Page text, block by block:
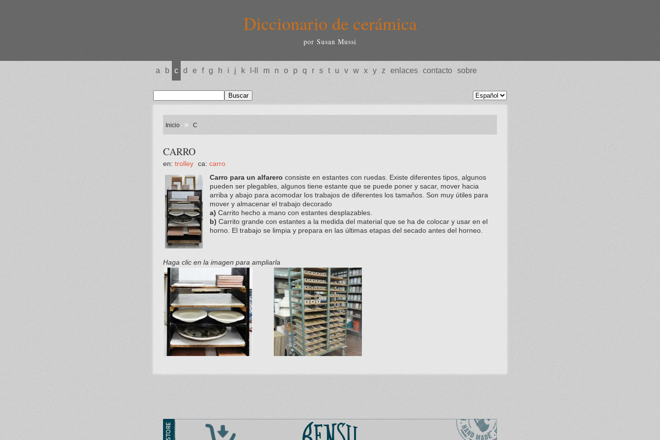
Diccionario de cerámica
por Susan Mussi
a b c d e f g h i j k l-ll m n o p q r s t u v w x y z enlaces contacto sobre
Inicio » C
CARRO
en: trolley ca: carro
Carro para un alfarero consiste en estantes con ruedas. Existe diferentes tipos, algunos
pueden ser plegables, algunos tiene estante que se puede poner y sacar, mover hacia
arriba y abajo para acomodar los trabajos de diferentes los tamaños. Son muy útiles para
mover y almacenar el trabajo decorado
a) Carrito hecho a mano con estantes desplazables.
b) Carrito grande con estantes a la medida del material que se ha de colocar y usar en el
horno. El trabajo se limpia y prepara en las últimas etapas del secado antes del horneo.
Haga clic en la imagen para ampliarla